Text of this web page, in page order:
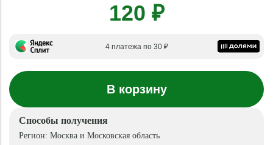
120 ₽
4 платежа по 30 ₽
В корзину
Способы получения
Регион: Москва и Московская область